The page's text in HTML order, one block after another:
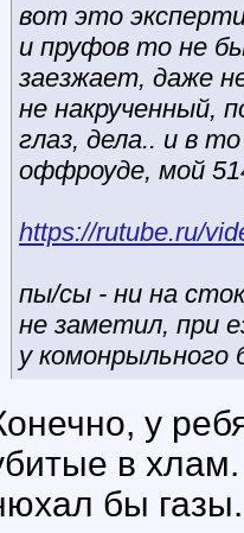
вот это
и пруфов то не
заезжает, даже
не накрученный,
глаз, дела.. и в
оффроуде, мой
https://rutube.ru/
пы/сы - ни на
не заметил, при
у комонрыльного
у
в
бы газы.